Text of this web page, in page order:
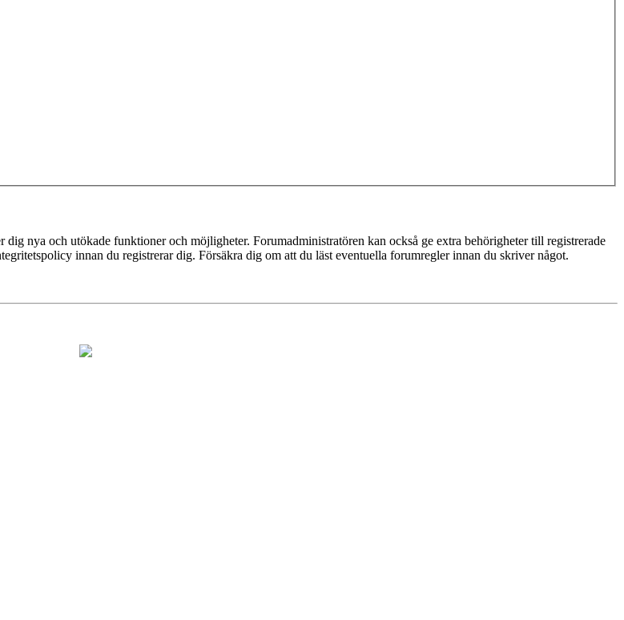
nya och utökade funktioner och möjligheter. Forumadministratören kan också ge extra behörigheter till registrerade
innan du registrerar dig. Försäkra dig om att du läst eventuella forumregler innan du skriver något.